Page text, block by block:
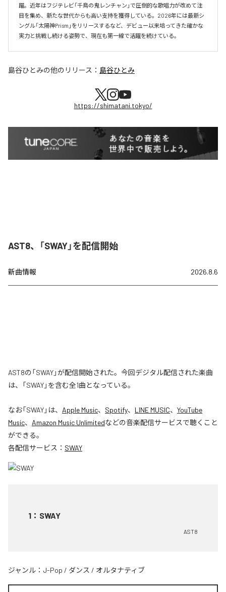
躍。近年はフジテレビ「千鳥の鬼レンチャン」で圧倒的な歌唱力が改めて注
目を集め、新たな世代からも高い支持を獲得している。2026年には最新シ
ングル「太陽神Prism」をリリースするなど、デビュー以来培ってきた確かな
実力と挑戦し続ける姿勢で、現在も第一線で活躍を続けている。
島谷ひとみの他のリリース： 島谷ひとみ
https://shimatani.tokyo/
AST8、「SWAY」を配信開始
新曲情報 2026.8.6
AST8の「SWAY」が配信開始された。今回デジタル配信された楽曲
は、「SWAY」を含む全1曲となっている。
なお「SWAY」は、 Apple Music、 Spotify、 LINE MUSIC、 YouTube
Music、 Amazon Music Unlimitedなどの音楽配信サービスで聴くこと
ができる。
各配信サービス： SWAY
1 ： SWAY
AST8
ジャンル： J-Pop / ダンス / オルタナティブ